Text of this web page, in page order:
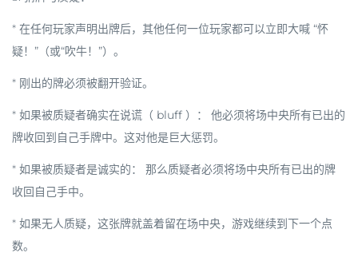
* 在任何玩家声明出牌后，其他任何一位玩家都可以立即大喊 “怀
疑！”（或“吹牛！”） 。
* 刚出的牌必须被翻开验证。
* 如果被质疑者确实在说谎（ bluff ）：
他必须将场中央所有已出的
牌收回到自己手牌中。这对他是巨大惩罚。
* 如果被质疑者是诚实的： 那么质疑者必须将场中央所有已出的牌
收回自己手中。
* 如果无人质疑，这张牌就盖着留在场中央，游戏继续到下一个点
数。